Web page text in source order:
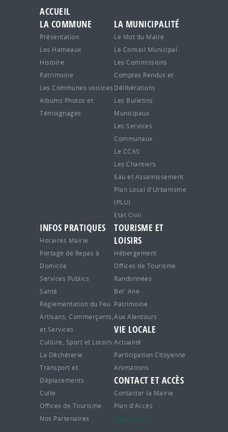
ACCUEIL
LA COMMUNE
Présentation
Les Hameaux
Histoire
Patrimoine
Les Communes voisines
Albums Photos et
Témoignages
LA MUNICIPALITÉ
Le Mot du Maire
Le Conseil Municipal
Les Commissions
Comptes Rendus et
Délibérations
Les Bulletins
Municipaux
Les Services
Communaux
Le CCAS
Les Chantiers
Eau et Assainissement
Plan Local d'Urbanisme
(PLU)
Etat Civil
INFOS PRATIQUES
Horaires Mairie
Portage de Repas à
Domicile
Services Publics
Santé
Règlementation du Feu
Artisans, Commerçants,
et Services
Culture, Sport et Loisirs
La Déchèterie
Transport et
Déplacements
Culte
Offices de Tourisme
Nos Partenaires
TOURISME ET
LOISIRS
Hébergement
Offices de Tourisme
Randonnées
Bel' Ane
Patrimoine
Aux Alentours
VIE LOCALE
Actualité
Participation Citoyenne
Animations
CONTACT ET ACCÈS
Contacter la Mairie
Plan d'Accès
Connexion